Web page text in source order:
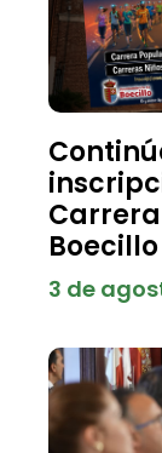
Boecillo
3 de